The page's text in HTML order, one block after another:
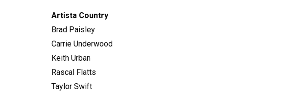
Artista Country
Brad Paisley
Carrie Underwood
Keith Urban
Rascal Flatts
Taylor Swift